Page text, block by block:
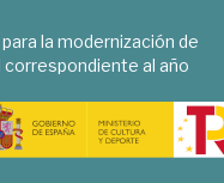
la modernización de
correspondiente al año